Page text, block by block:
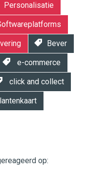
Personalisatie
Bever
e-commerce
click and collect
op: